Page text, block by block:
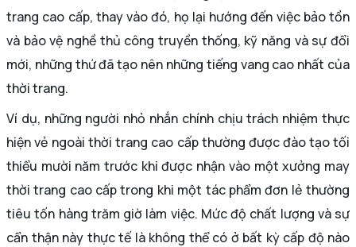
trang cao cấp, thay vào đó, họ lại hướng đến việc bảo tồn
và bảo vệ nghề thủ công truyền thống, kỹ năng và sự đổi
mới, những thứ đã tạo nên những tiếng vang cao nhất của
thời trang.
Ví dụ, những người nhỏ nhắn chính chịu trách nhiệm thực
hiện vẻ ngoài thời trang cao cấp thường được đào tạo tối
thiểu mười năm trước khi được nhận vào một xưởng may
thời trang cao cấp trong khi một tác phẩm đơn lẻ thường
tiêu tốn hàng trăm giờ làm việc. Mức độ chất lượng và sự
cẩn thận này thực tế là không thể có ở bất kỳ cấp độ nào